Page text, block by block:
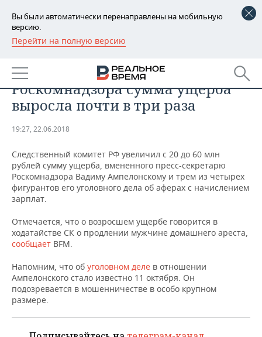
Вы были автоматически перенаправлены на мобильную
версию.
Перейти на полную версию
РЕГИОНЫ
БАШКОРТОСТАН
ТАТАРСТАН
НОВОСТИ
АНАЛИТИКА
ДЕКЛАРАЦИИ О ДОХОДАХ
КОРОЛИ ГОСЗАКАЗА ПФО
ВУЗЫ ТАТАРСТАНА
КОМУ ПРИНАДЛЕЖАТ
ТОРГОВЫЕ ЦЕНТРЫ
ТАТАРСТАНА
НОВОСТИ ЭКОНОМИКИ
ФИНАНСЫ
БАНКИ
БЮДЖЕТ
ПРОМЫШЛЕННОСТЬ
НОВОСТИ
ПРОМЫШЛЕННОСТИ
МАШИНОСТРОЕНИЕ
НЕФТЕХИМИЯ
НЕФТЬ
ОПК
НЕДВИЖИМОСТЬ
НОВОСТИ НЕДВИЖИМОСТИ
АВТО
НОВОСТИ АВТО
БИЗНЕС
РОЗНИЧНАЯ ТОРГОВЛЯ
НОВОСТИ ТЕХНОЛОГИЙ
МЕРОПРИЯТИЯ
В деле пресс-секретаря
Роскомнадзора сумма ущерба
выросла почти в три раза
19:27, 22.06.2018
Следственный комитет РФ увеличил с 20 до 60 млн
рублей сумму ущерба, вмененного пресс-секретарю
Роскомнадзора Вадиму Ампелонскому и трем из четырех
фигурантов его уголовного дела об аферах с начислением
зарплат.
Отмечается, что о возросшем ущербе говорится в
ходатайстве СК о продлении мужчине домашнего ареста,
сообщает BFM.
Напомним, что об уголовном деле в отношении
Ампелонского стало известно 11 октября. Он
подозревается в мошенничестве в особо крупном
размере.